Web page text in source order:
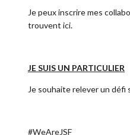
Je peux inscrire mes
trouvent ici.
JE SUIS UN PARTICULIER
Je souhaite relever un défi
#WeAreJSF